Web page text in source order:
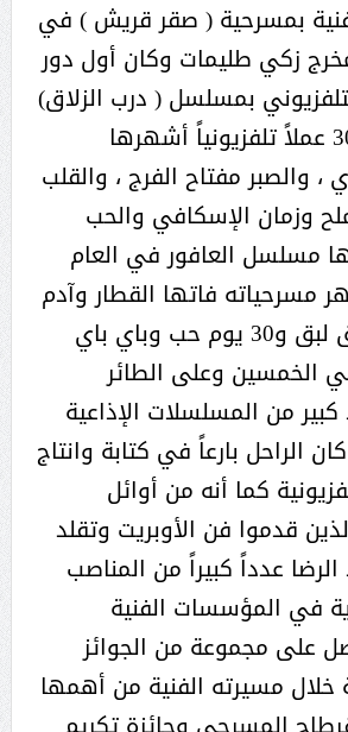
بمسرحية ( صقر قريش ) في
للمخرج زكي طليمات وكان أول دور
بمسلسل ( درب الزلاق)
وقدم أكثر من 30 عملاً تلفزيونياً أشهرها
، والصبر مفتاح الفرج ، والقلب
وزمان الإسكافي والحب
مسلسل العافور في العام
مسرحياته فاتها القطار وآدم
وحواء ومن سبق لبق و30 يوم حب وباي باي
الخمسين وعلى الطائر
من المسلسلات الإذاعية
الراحل بارعاً في كتابة وانتاج
كما أنه من أوائل
قدموا فن الأوبريت وتقلد
عدداً كبيراً من المناصب
في المؤسسات الفنية
على مجموعة من الجوائز
خلال مسيرته الفنية من أهمها